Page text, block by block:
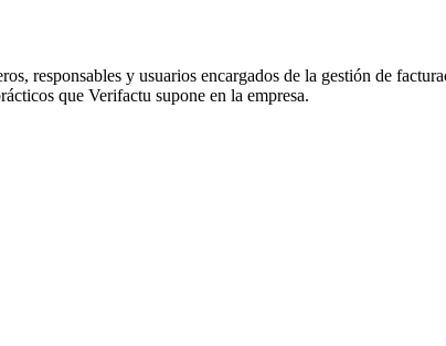
responsables y usuarios encargados de la gestión de
que Verifactu supone en la empresa.